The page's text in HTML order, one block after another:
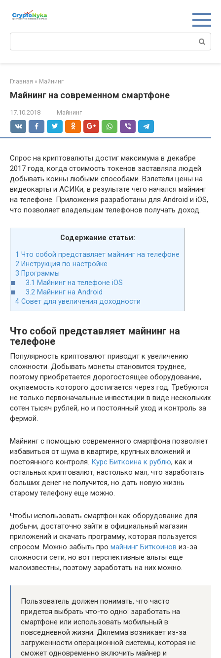
Главная » Майнинг
Майнинг на современном смартфоне
17.10.2018 Майнинг
Спрос на криптовалюты достиг максимума в декабре
2017 года, когда стоимость токенов заставляла людей
добывать коины любыми способами. Взлетели цены на
видеокарты и АСИКи, в результате чего начался майнинг
на телефоне. Приложения разработаны для Android и iOS,
что позволяет владельцам телефонов получать доход.
Содержание статьи:
1 Что собой представляет майнинг на телефоне
2 Инструкция по настройке
3 Программы
3.1 Майнинг на телефоне iOS
3.2 Майнинг на Android
4 Совет для увеличения доходности
Что собой представляет майнинг на
телефоне
Популярность криптовалют приводит к увеличению
сложности. Добывать монеты становится труднее,
поэтому приобретается дорогостоящее оборудование,
окупаемость которого достигается через год. Требуются
не только первоначальные инвестиции в виде нескольких
сотен тысяч рублей, но и постоянный уход и контроль за
фермой.
Майнинг с помощью современного смартфона позволяет
избавиться от шума в квартире, крупных вложений и
постоянного контроля. Курс Биткоина к рублю, как и
остальных криптовалют, настолько мал, что заработать
больших денег не получится, но дать новую жизнь
старому телефону еще можно.
Чтобы использовать смартфон как оборудование для
добычи, достаточно зайти в официальный магазин
приложений и скачать программу, которая пользуется
спросом. Можно забыть про майнинг Биткоинов из-за
сложности сети, но вот перспективные альты еще
малоизвестны, поэтому заработать на них можно.
Пользователь должен понимать, что часто
придется выбрать что-то одно: заработать на
смартфоне или использовать мобильный в
повседневной жизни. Дилемма возникает из-за
загруженности операционной системы, которая не
сможет одновременно включить майнер и